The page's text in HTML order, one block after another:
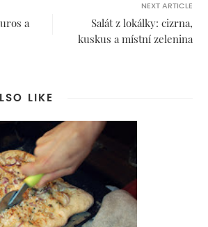
a
NEXT ARTICLE
Salát z lokálky: cizrna,
kuskus a místní zelenina
LIKE